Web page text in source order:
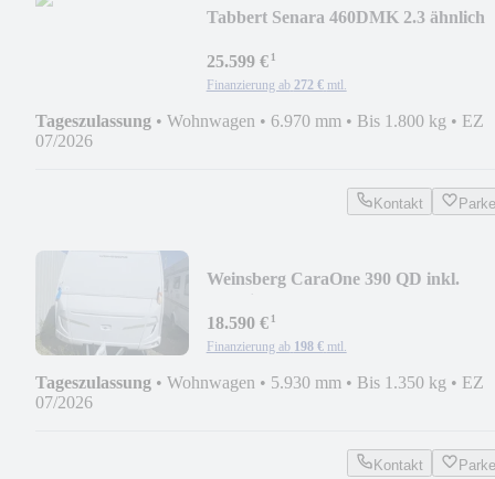
Tabbert Senara 460DMK 2.3 ähnlich
25.599 €¹
Finanzierung ab 272 € mtl.
Tageszulassung • Wohnwagen • 6.970 mm • Bis 1.800 kg • EZ
07/2026
Kontakt
Weinsberg CaraOne 390 QD inkl.
18.590 €¹
Finanzierung ab 198 € mtl.
Tageszulassung • Wohnwagen • 5.930 mm • Bis 1.350 kg • EZ
07/2026
Kontakt